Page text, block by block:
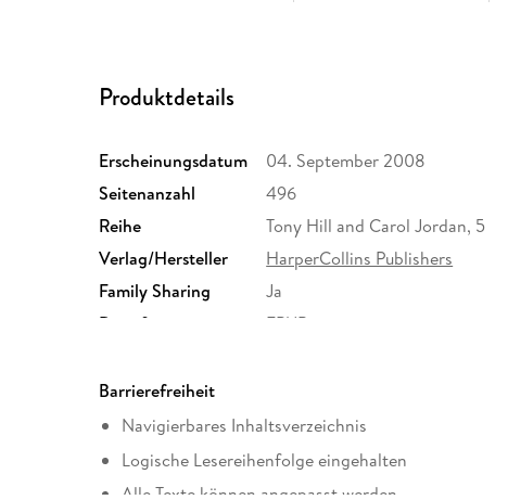
Produktdetails
Erscheinungsdatum 04. September 2008
Seitenanzahl
496
Reihe
Tony Hill and Carol Jordan, 5
Verlag/Hersteller
HarperCollins Publishers
Family Sharing
Ja
Dateiformat
EPUB
Barrierefreiheit
Navigierbares Inhaltsverzeichnis
Logische Lesereihenfolge eingehalten
Alle Texte können angepasst werden